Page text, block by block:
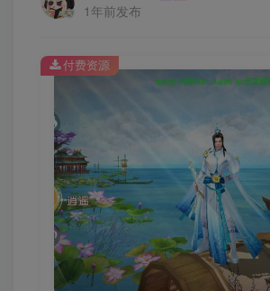
1年前发布
付费资源